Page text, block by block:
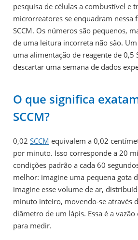
pesquisa de células a combustível e
microrreatores se enquadram nessa
SCCM. Os números são pequenos,
de uma leitura incorreta não são.
uma alimentação de reagente de 0,5
descartar uma semana de dados
O que significa
SCCM?
0,02 SCCM equivalem a 0,02
por minuto. Isso corresponde a 20
condições padrão a cada 60
melhor: imagine uma pequena gota
imagine esse volume de ar,
minuto inteiro, movendo-se através
diâmetro de um lápis. Essa é a
para medir.